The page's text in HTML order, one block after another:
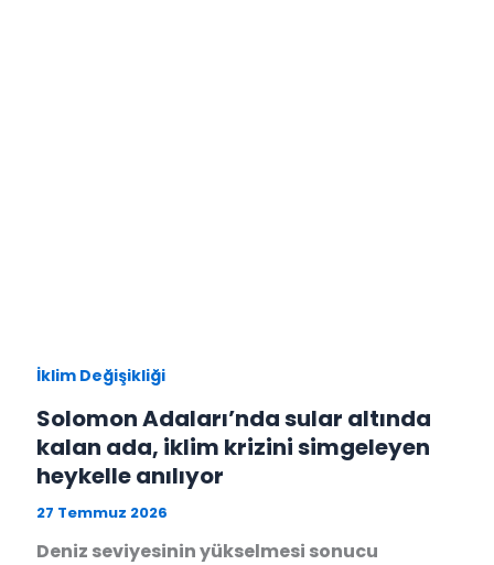
İklim Değişikliği
Solomon Adaları’nda sular altında
kalan ada, iklim krizini simgeleyen
heykelle anılıyor
27 Temmuz 2026
Deniz seviyesinin yükselmesi sonucu